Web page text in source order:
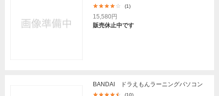
(1)
15,580円
販売休止中です
BANDAI ドラえもんラーニングパソコン
(10)